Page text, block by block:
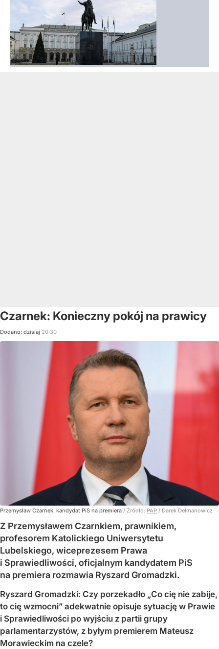
Czarnek: Konieczny pokój na prawicy
Dodano: dzisiaj 20:30
Przemysław Czarnek, kandydat PiS na premiera / Źródło: PAP / Darek Delmanowicz
Z Przemysławem Czarnkiem, prawnikiem,
profesorem Katolickiego Uniwersytetu
Lubelskiego, wiceprezesem Prawa
i Sprawiedliwości, oficjalnym kandydatem PiS
na premiera rozmawia Ryszard Gromadzki.
Ryszard Gromadzki: Czy porzekadło „Co cię nie zabije,
to cię wzmocni” adekwatnie opisuje sytuację w Prawie
i Sprawiedliwości po wyjściu z partii grupy
parlamentarzystów, z byłym premierem Mateusz
Morawieckim na czele?